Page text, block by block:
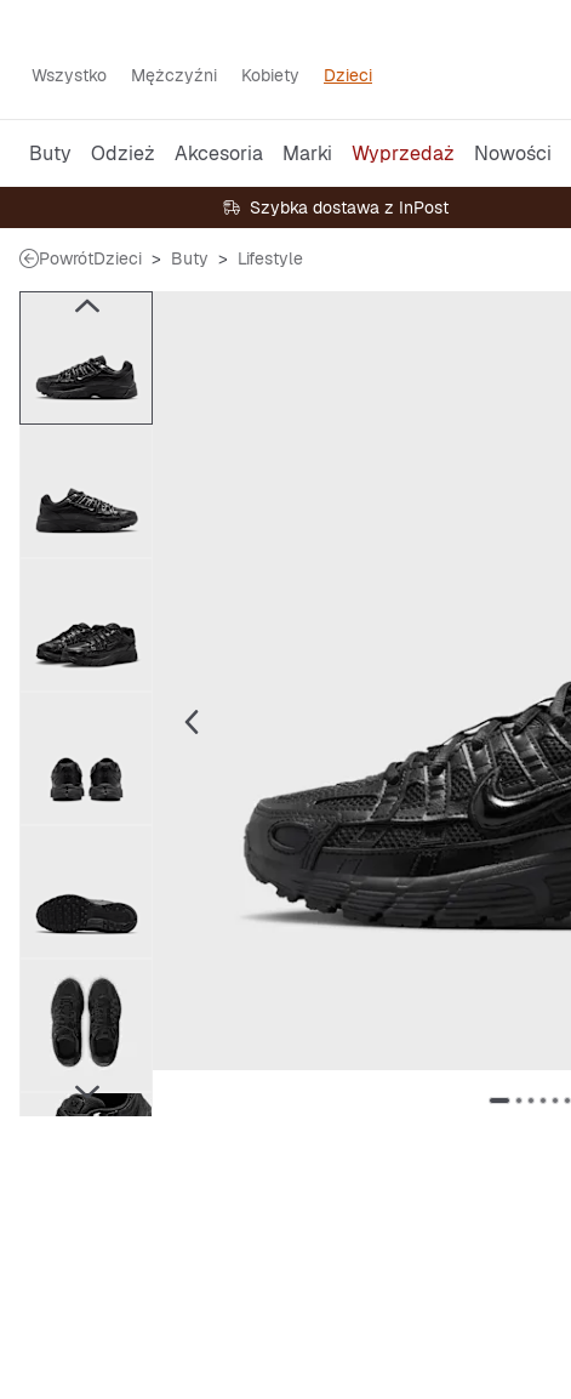
Wszystko Mężczyźni Kobiety Dzieci
Buty Odzież Akcesoria Marki Wyprzedaż Nowości
Szybka dostawa z InPost
PowrótDzieci Buty Lifestyle